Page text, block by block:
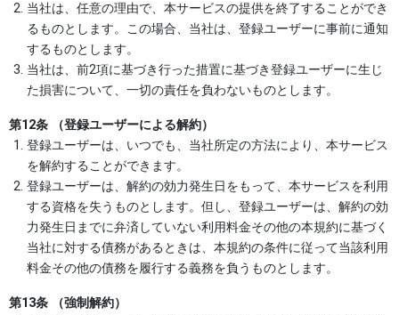
当社は、任意の理由で、本サービスの提供を終了することができ
るものとします。この場合、当社は、登録ユーザーに事前に通知
するものとします。
当社は、前2項に基づき行った措置に基づき登録ユーザーに生じ
た損害について、一切の責任を負わないものとします。
第12条 （登録ユーザーによる解約）
登録ユーザーは、いつでも、当社所定の方法により、本サービス
を解約することができます。
登録ユーザーは、解約の効力発生日をもって、本サービスを利用
する資格を失うものとします。但し、登録ユーザーは、解約の効
力発生日までに弁済していない利用料金その他の本規約に基づく
当社に対する債務があるときは、本規約の条件に従って当該利用
料金その他の債務を履行する義務を負うものとします。
第13条 （強制解約）